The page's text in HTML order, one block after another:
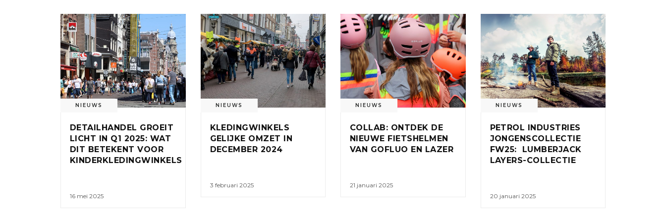
NIEUWS
DETAILHANDEL GROEIT
LICHT IN Q1 2025: WAT
DIT BETEKENT VOOR
KINDERKLEDINGWINKELS
16 mei 2025
NIEUWS
KLEDINGWINKELS
GELIJKE OMZET IN
DECEMBER 2024
3 februari 2025
NIEUWS
COLLAB: ONTDEK DE
NIEUWE FIETSHELMEN
VAN GOFLUO EN LAZER
21 januari 2025
NIEUWS
PETROL INDUSTRIES
JONGENSCOLLECTIE
FW25: LUMBERJACK
LAYERS-COLLECTIE
20 januari 2025